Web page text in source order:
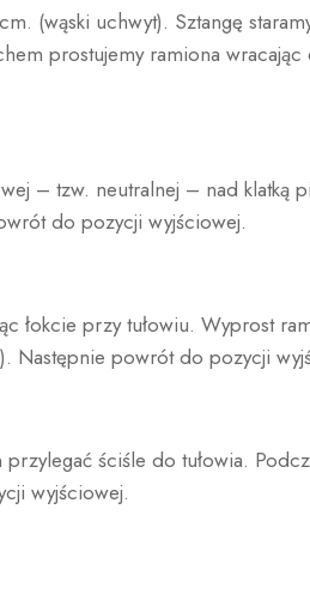
(wąski uchwyt). Sztangę
prostujemy ramiona
– tzw. neutralnej – nad klatką
do pozycji wyjściowej.
łokcie przy tułowiu. Wyprost
Następnie powrót do pozycji
ściśle do tułowia.
wyjściowej.